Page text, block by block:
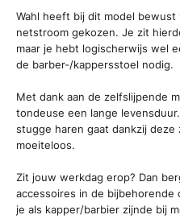
Wahl heeft bij dit model
netstroom gekozen. Je zit
maar je hebt logischerwijs wel
de barber-/kappersstoel nodig.
Met dank aan de zelfslijpende
tondeuse een lange
stugge haren gaat dankzij deze
moeiteloos.
Zit jouw werkdag erop? Dan
accessoires in de bijbehorende
je als kapper/barbier zijnde bij